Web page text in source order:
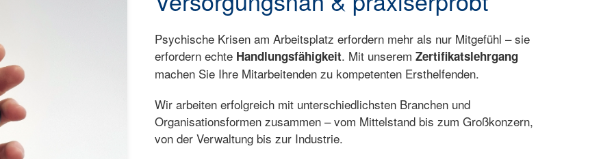
Psychische Krisen am Arbeitsplatz erfordern mehr als nur Mitgefühl – sie
erfordern echte Handlungsfähigkeit. Mit unserem Zertifikatslehrgang
machen Sie Ihre Mitarbeitenden zu kompetenten Ersthelfenden.
Wir arbeiten erfolgreich mit unterschiedlichsten Branchen und
Organisationsformen zusammen – vom Mittelstand bis zum Großkonzern,
von der Verwaltung bis zur Industrie.